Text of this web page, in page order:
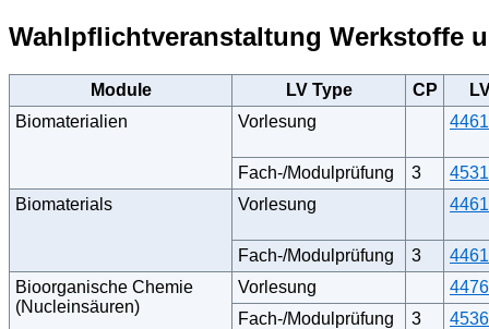
Wahlpflichtveranstaltung Werkstoffe
Module LV Type CP
Biomaterialien
Vorlesung
Fach-/Modulprüfung 3
Biomaterials
Vorlesung
Fach-/Modulprüfung 3
Bioorganische Chemie
(Nucleinsäuren)
Vorlesung
Fach-/Modulprüfung
3